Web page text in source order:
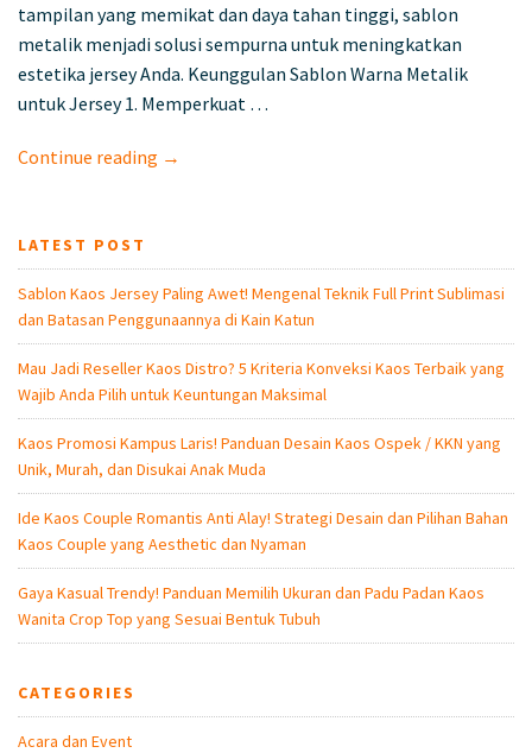
tampilan yang memikat dan daya tahan tinggi, sablon
metalik menjadi solusi sempurna untuk meningkatkan
estetika jersey Anda. Keunggulan Sablon Warna Metalik
untuk Jersey 1. Memperkuat …
Continue reading →
LATEST POST
Sablon Kaos Jersey Paling Awet! Mengenal Teknik Full Print Sublimasi
dan Batasan Penggunaannya di Kain Katun
Mau Jadi Reseller Kaos Distro? 5 Kriteria Konveksi Kaos Terbaik yang
Wajib Anda Pilih untuk Keuntungan Maksimal
Kaos Promosi Kampus Laris! Panduan Desain Kaos Ospek / KKN yang
Unik, Murah, dan Disukai Anak Muda
Ide Kaos Couple Romantis Anti Alay! Strategi Desain dan Pilihan Bahan
Kaos Couple yang Aesthetic dan Nyaman
Gaya Kasual Trendy! Panduan Memilih Ukuran dan Padu Padan Kaos
Wanita Crop Top yang Sesuai Bentuk Tubuh
CATEGORIES
Acara dan Event